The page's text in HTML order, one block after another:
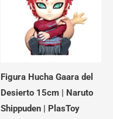
Figura Hucha Gaara del
Desierto 15cm | Naruto
Shippuden | PlasToy